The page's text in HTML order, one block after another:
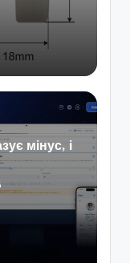
мінус, і